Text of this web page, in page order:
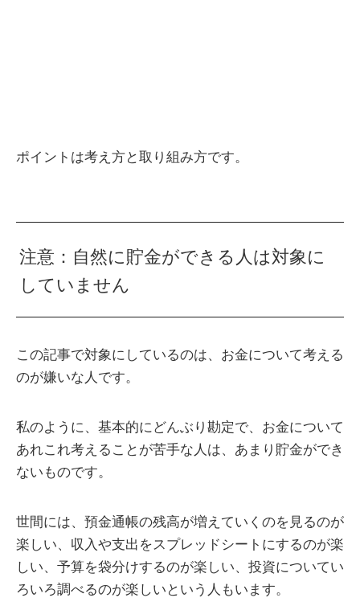
ポイントは考え方と取り組み方です。
注意：自然に貯金ができる人は対象に
していません
この記事で対象にしているのは、お金について考える
のが嫌いな人です。
私のように、基本的にどんぶり勘定で、お金について
あれこれ考えることが苦手な人は、あまり貯金ができ
ないものです。
世間には、預金通帳の残高が増えていくのを見るのが
楽しい、収入や支出をスプレッドシートにするのが楽
しい、予算を袋分けするのが楽しい、投資についてい
ろいろ調べるのが楽しいという人もいます。